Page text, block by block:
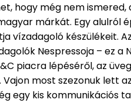
hogy még nem
márkát. Egy alulról
vízadagoló készülékeit.
Nespressoja – ez a
piacra lépéséről, az
most szezonuk lett
egy kis kommunikációs